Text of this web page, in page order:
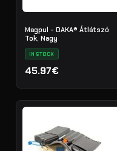
Magpul - DAKA® Átlátszó
Tok, Nagy
IN STOCK
45.97€